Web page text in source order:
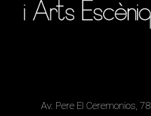
Av. Pere El Ceremonios, 78